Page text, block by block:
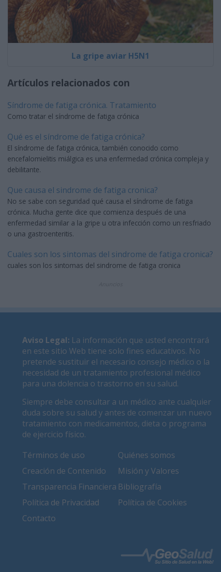
La gripe aviar H5N1
Artículos relacionados con
Síndrome de fatiga crónica. Tratamiento
Como tratar el síndrome de fatiga crónica
Qué es el síndrome de fatiga crónica?
El síndrome de fatiga crónica, también conocido como
encefalomielitis miálgica es una enfermedad crónica compleja y
debilitante.
Que causa el sindrome de fatiga cronica?
No se sabe con seguridad qué causa el síndrome de fatiga
crónica. Mucha gente dice que comienza después de una
enfermedad similar a la gripe u otra infección como un resfriado
o una gastroenteritis.
Cuales son los sintomas del sindrome de fatiga cronica?
cuales son los sintomas del sindrome de fatiga cronica
Aviso Legal: La información que usted encontrará
en este sitio Web tiene solo fines educativos. No
pretende sustituir el necesario consejo médico o la
necesidad de un tratamiento profesional médico
para una dolencia o trastorno en su salud.
Siempre debe consultar a un médico ante cualquier
duda sobre su salud y antes de comenzar un nuevo
tratamiento con medicamentos, dieta o programa
de ejercicio físico.
Términos de uso
Quiénes somos
Creación de Contenido
Misión y Valores
Transparencia Financiera Bibliografía
Política de Privacidad
Política de Cookies
Contacto